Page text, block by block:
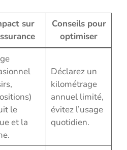
sur
Conseils pour
optimiser
le
et la
Déclarez un
kilométrage
annuel limité,
évitez l’usage
quotidien.